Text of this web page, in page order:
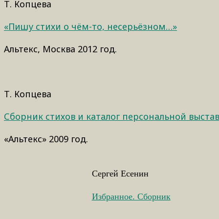
Т. Копцева
«Пишу стихи о чём-то, несерьёзном…»
Альтекс, Москва 2012 год.
Т. Копцева
Сборник стихов и каталог персональной
«Альтекс» 2009 год.
Сергей Есенин
Избранное. Сборник